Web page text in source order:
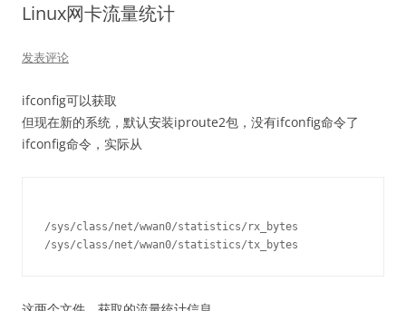
Linux网卡流量统计
发表评论
ifconfig可以获取
但现在新的系统，默认安装iproute2包，没有ifconfig命令了
ifconfig命令，实际从
/sys/class/net/wwan0/statistics/rx_bytes